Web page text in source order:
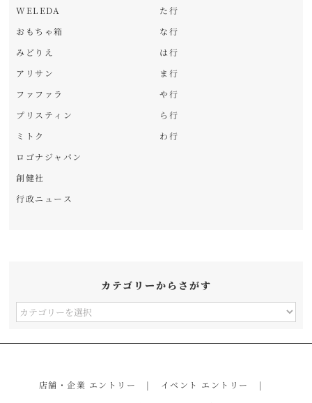
WELEDA
おもちゃ箱
みどりえ
アリサン
ファファラ
プリスティン
ミトク
ロゴナジャパン
創健社
行政ニュース
た行
な行
は行
ま行
や行
ら行
わ行
カテゴリーからさがす
カ
店舗・企業 エントリー
イベント エントリー